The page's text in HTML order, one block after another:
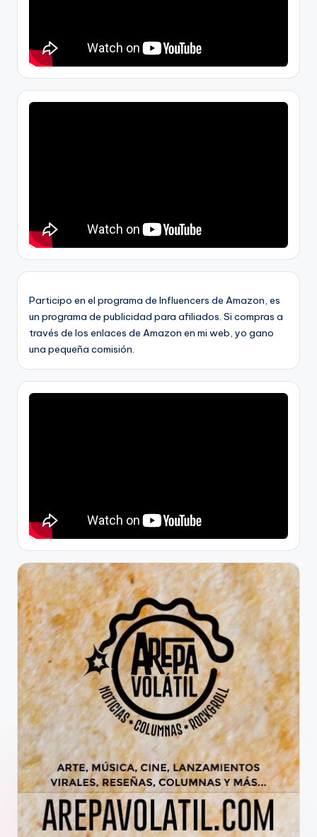
Participo en el programa de Influencers de Amazon, es
un programa de publicidad para afiliados. Si compras a
través de los enlaces de Amazon en mi web, yo gano
una pequeña comisión.